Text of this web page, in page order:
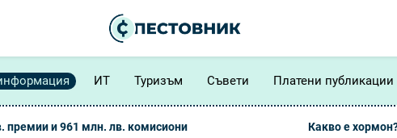
ИТ Туризъм Съвети Платени публикации
премии и 961 млн. лв. комисиони Какво е